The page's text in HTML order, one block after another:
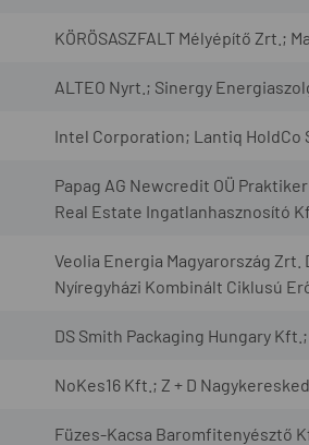
KÖRÖSASZFALT Mélyépítő Zrt.;
ALTEO Nyrt.; Sinergy
Intel Corporation; Lantiq HoldCo
Papag AG Newcredit OÜ
Real Estate Ingatlanhasznosító
Veolia Energia Magyarország
Nyíregyházi Kombinált Ciklusú
DS Smith Packaging Hungary
NoKes16 Kft.; Z + D
Füzes-Kacsa Baromfitenyésztő